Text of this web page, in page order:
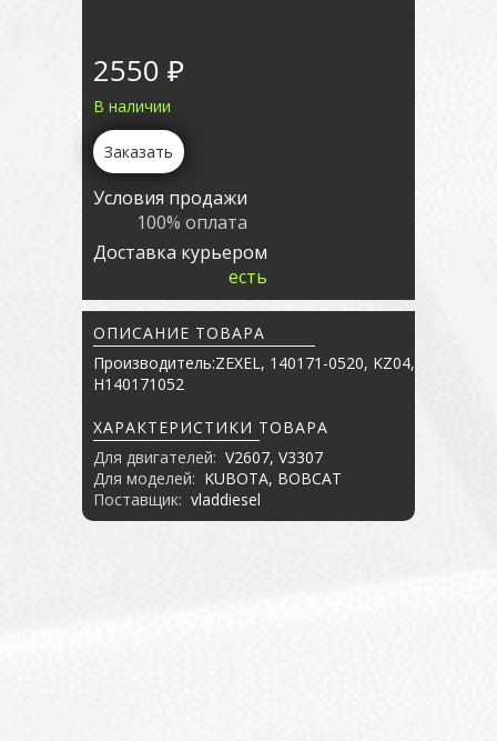
2550 ₽
В наличии
Заказать
Условия продажи
100% оплата
Доставка курьером
есть
ОПИСАНИЕ ТОВАРА
Производитель:ZEXEL, 140171-0520, KZ04,
H140171052
ХАРАКТЕРИСТИКИ ТОВАРА
Для двигателей: V2607, V3307
Для моделей: KUBOTA, BOBCAT
Поставщик: vladdiesel